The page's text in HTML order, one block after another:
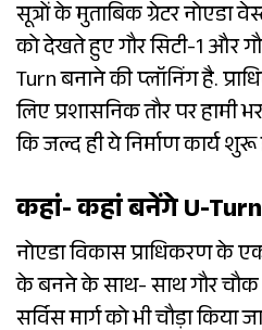
सूत्रों के मुताबिक ग्रेटर नोएडा
को देखते हुए गौर सिटी-1 और
Turn बनाने की प्लॉनिंग है.
लिए प्रशासनिक तौर पर हामी
कि जल्द ही ये निर्माण कार्य शुरू
कहां- कहां बनेंगे U-Turn
नोएडा विकास प्राधिकरण के
के बनने के साथ- साथ गौर
सर्विस मार्ग को भी चौड़ा